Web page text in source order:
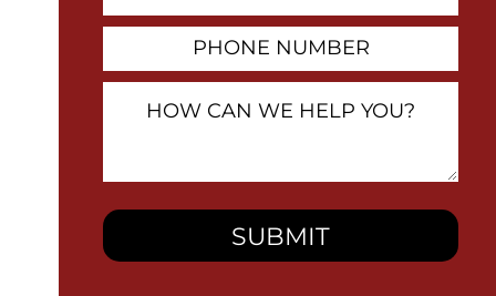
You?